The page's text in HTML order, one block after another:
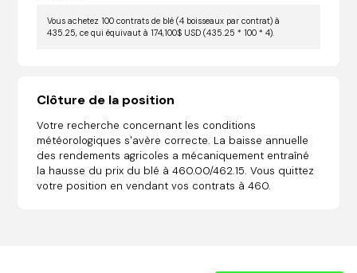
Vous achetez 100 contrats de blé (4 boisseaux par contrat) à
435.25, ce qui équivaut à 174,100$ USD (435.25 * 100 * 4).
Clôture de la position
Votre recherche concernant les conditions
météorologiques s'avère correcte. La baisse annuelle
des rendements agricoles a mécaniquement entraîné
la hausse du prix du blé à 460.00/462.15. Vous quittez
votre position en vendant vos contrats à 460.